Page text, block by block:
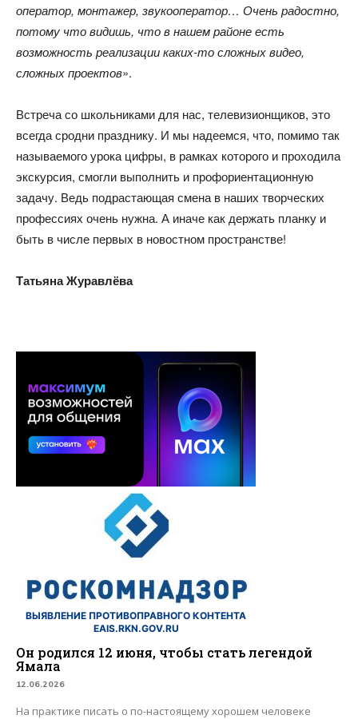
оператор, монтажер, звукооператор… Очень радостно,
потому что видишь, что в нашем районе есть
возможность реализации каких-то сложных видео,
сложных проектов».
Встреча со школьниками для нас, телевизионщиков, это
всегда сродни празднику. И мы надеемся, что, помимо так
называемого урока цифры, в рамках которого и проходила
экскурсия, смогли выполнить и профориентационную
задачу. Ведь подрастающая смена в наших творческих
профессиях очень нужна. А иначе как держать планку и
быть в числе первых в новостном пространстве!
Татьяна Журавлёва
ВЫЯВЛЕНИЕ ПРОТИВОПРАВНОГО КОНТЕНТА
EAIS.RKN.GOV.RU
Он родился 12 июня, чтобы стать легендой
Ямала
12.06.2026
На практике писать о по-настоящему хорошем человеке